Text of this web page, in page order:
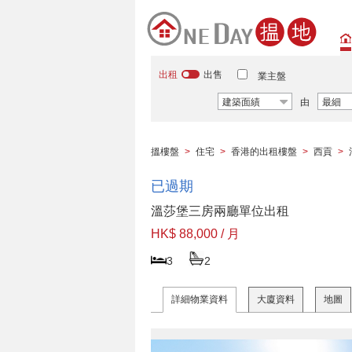
出租 出售 業主盤
建築面績 由 最細
搵樓盤 > 住宅 > 香港的出租樓盤 > 西貢 >
已過期
溫莎堡三房兩廳單位出租
HK$ 88,000 / 月
3 2
詳細物業資料 大廈資料 地圖